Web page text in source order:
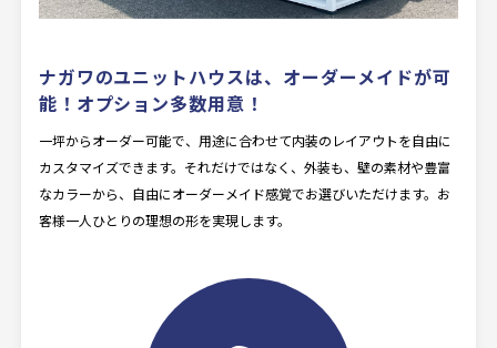
ナガワのユニットハウスは、オーダーメイドが可
能！ オプション多数用意！
一坪からオーダー可能で、用途に合わせて内装のレイアウトを自由に
カスタマイズできます。それだけではなく、外装も、壁の素材や豊富
なカラーから、自由にオーダーメイド感覚でお選びいただけます。お
客様一人ひとりの理想の形を実現します。